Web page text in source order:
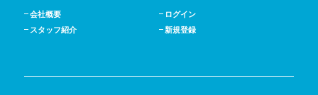
会社概要
スタッフ紹介
ログイン
新規登録